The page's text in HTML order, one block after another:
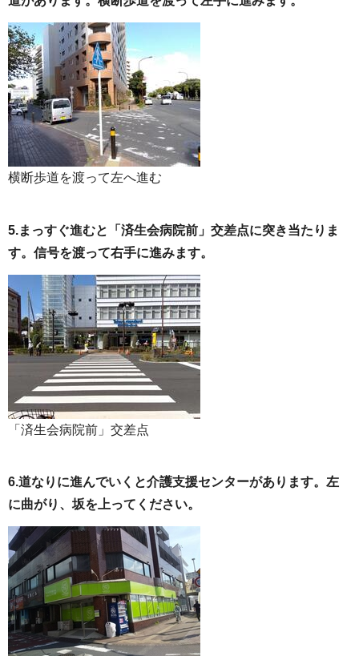
横断歩道を渡って左へ進む
5.まっすぐ進むと「済生会病院前」交差点に突き当たりま
す。信号を渡って右手に進みます。
「済生会病院前」交差点
6.道なりに進んでいくと介護支援センターがあります。左
に曲がり、坂を上ってください。